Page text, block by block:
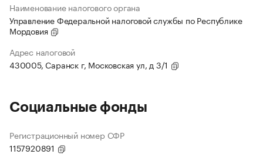
Наименование налогового органа
Управление Федеральной налоговой службы по Республике
Мордовия
Адрес налоговой
430005, Саранск г, Московская ул, д 3/1
Социальные фонды
Регистрационный номер СФР
1157920891